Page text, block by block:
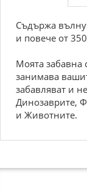
Съдържа
и повече от
Моята забавна
занимава
забавляват и
Динозаврите,
и Животните.